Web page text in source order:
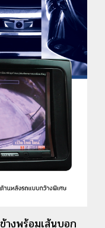
างพร้อมเส้นบอก